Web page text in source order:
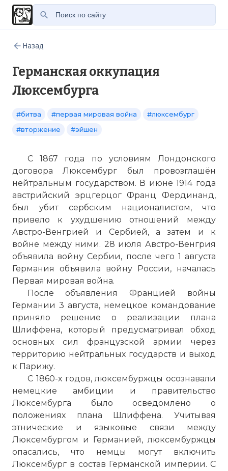
Назад
Германская оккупация
Люксембурга
#битва #первая мировая война
#люксембург
#вторжение
#эйшен
С 1867 года по условиям Лондонского
договора Люксембург был провозглашён
нейтральным государством. В июне 1914 года
австрийский эрцгерцог Франц Фердинанд,
был убит сербским националистом, что
привело к ухудшению отношений между
Австро-Венгрией и Сербией, а затем и к
войне между ними. 28 июля Австро-Венгрия
объявила войну Сербии, после чего 1 августа
Германия объявила войну России, началась
Первая мировая война.
После объявления Францией войны
Германии 3 августа, немецкое командование
приняло решение о реализации плана
Шлиффена, который предусматривал обход
основных сил французской армии через
территорию нейтральных государств и выход
к Парижу.
С 1860-х годов, люксембуржцы осознавали
немецкие амбиции и правительство
Люксембурга было осведомлено о
положениях плана Шлиффена. Учитывая
этнические и языковые связи между
Люксембургом и Германией, люксембуржцы
опасались, что немцы могут включить
Люксембург в состав Германской империи. С